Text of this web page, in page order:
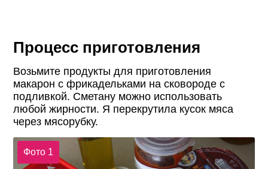
Процесс приготовления
Возьмите продукты для приготовления
макарон с фрикадельками на сковороде с
подливкой. Сметану можно использовать
любой жирности. Я перекрутила кусок мяса
через мясорубку.
Фото 1